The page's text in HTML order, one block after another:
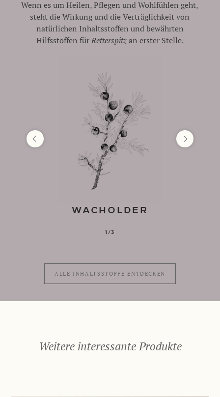
Wenn es um Heilen, Pflegen und Wohlfühlen geht,
steht die Wirkung und die Verträglichkeit von
natürlichen Inhaltsstoffen und bewährten
Hilfsstoffen fürRetterspitzan erster Stelle.
WACHOLDER
1/3
ALLE INHALTSSTOFFE ENTDECKEN
Weitere interessante Produkte